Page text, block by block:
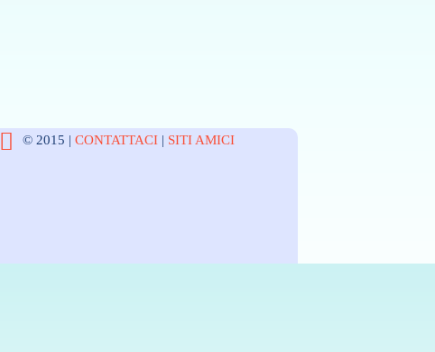
 © 2015 | CONTATTACI | SITI AMICI